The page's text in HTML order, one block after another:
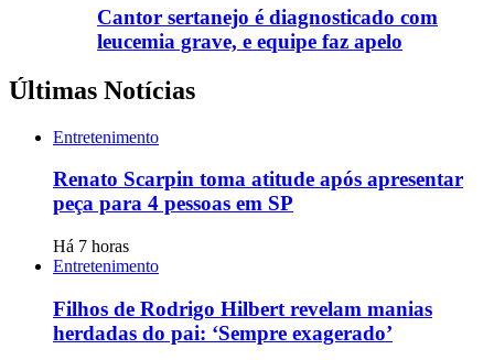
Cantor sertanejo é diagnosticado com
leucemia grave, e equipe faz apelo
Últimas Notícias
Entretenimento
Renato Scarpin toma atitude após apresentar
peça para 4 pessoas em SP
Há 7 horas
Entretenimento
Filhos de Rodrigo Hilbert revelam manias
herdadas do pai: ‘Sempre exagerado’